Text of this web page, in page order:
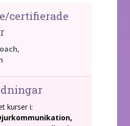
certifierade
kurser i: